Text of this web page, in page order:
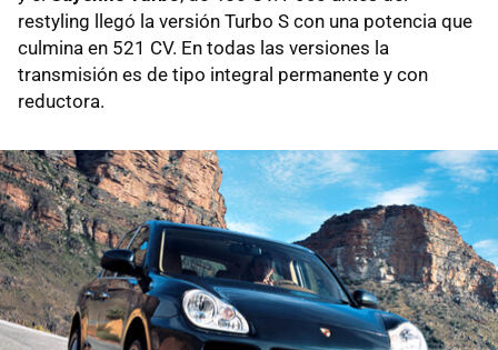
restyling llegó la versión Turbo S con una potencia que
culmina en 521 CV. En todas las versiones la
transmisión es de tipo integral permanente y con
reductora.